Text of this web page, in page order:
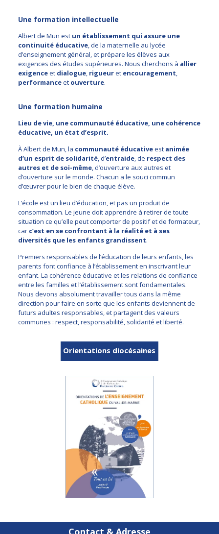
Une formation intellectuelle
Albert de Mun est un établissement qui assure une
continuité éducative, de la maternelle au lycée
d’enseignement général, et prépare les élèves aux
exigences des études supérieures. Nous cherchons à allier
exigenceet dialogue, rigueuret encouragement,
performanceet ouverture.
Une formation humaine
Lieu de vie, une communauté éducative, une cohérence
éducative, un état d’esprit.
À Albert de Mun, la communauté éducativeest animée
d’un esprit de solidarité, d’entraide, de respect des
autres et de soi-même, d’ouverture aux autres et
d’ouverture sur le monde. Chacun a le souci commun
d’œuvrer pour le bien de chaque élève.
L’école est un lieu d’éducation, et pas un produit de
consommation. Le jeune doit apprendre à retirer de toute
situation ce qu’elle peut comporter de positif et de formateur,
car c’est en se confrontant à la réalité et à ses
diversités que les enfants grandissent.
Premiers responsables de l’éducation de leurs enfants, les
parents font confiance à l’établissement en inscrivant leur
enfant. La cohérence éducative et les relations de confiance
entre les familles et l’établissement sont fondamentales.
Nous devons absolument travailler tous dans la même
direction pour faire en sorte que les enfants deviennent de
futurs adultes responsables, et partagent des valeurs
communes : respect, responsabilité, solidarité et liberté.
Orientations diocésaines
Contact & Adresse